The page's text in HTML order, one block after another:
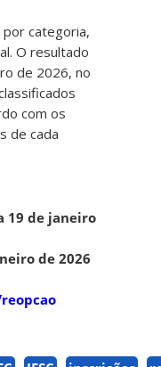
por categoria,
O resultado
de 2026, no
com os
de cada
19 de janeiro
de 2026